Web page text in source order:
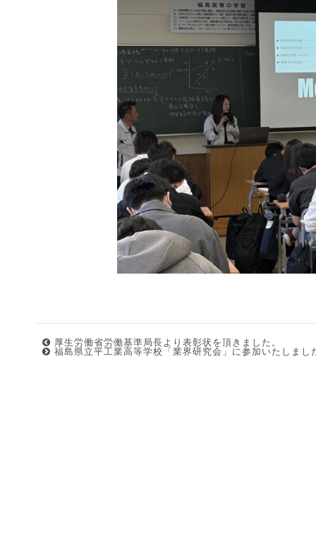
厚生労働省労働基準局長より表彰状を頂きました。
福島県立平工業高等学校「業界研究会」に参加いたしまし